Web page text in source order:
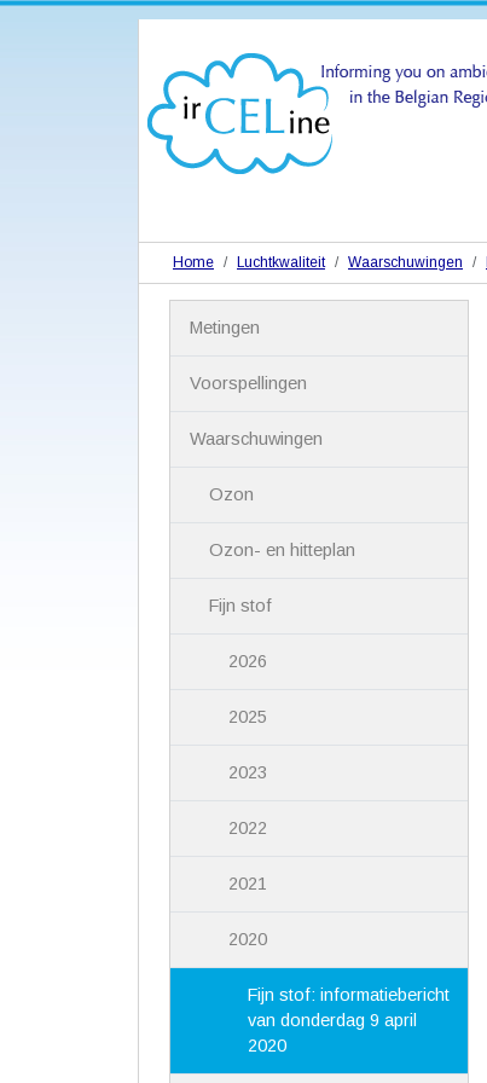
Home Luchtkwaliteit Waarschuwingen
Metingen
Voorspellingen
Waarschuwingen
Ozon
Ozon- en hitteplan
Fijn stof
2026
2025
2023
2022
2021
2020
Fijn stof: informatiebericht
van donderdag 9 april
2020